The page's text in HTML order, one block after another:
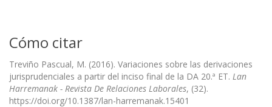
Cómo citar
Treviño Pascual, M. (2016). Variaciones sobre las derivaciones
jurisprudenciales a partir del inciso final de la DA 20.ª ET. Lan
Harremanak - Revista De Relaciones Laborales, (32).
https://doi.org/10.1387/lan-harremanak.15401